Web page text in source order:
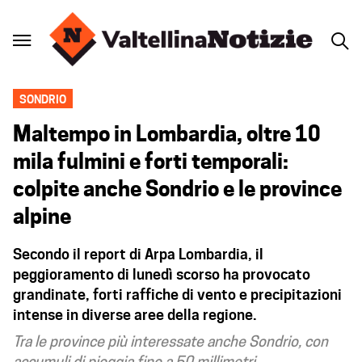
SONDRIO
Maltempo in Lombardia, oltre 10
mila fulmini e forti temporali:
colpite anche Sondrio e le province
alpine
Secondo il report di Arpa Lombardia, il
peggioramento di lunedì scorso ha provocato
grandinate, forti raffiche di vento e precipitazioni
intense in diverse aree della regione.
Tra le province più interessate anche Sondrio, con